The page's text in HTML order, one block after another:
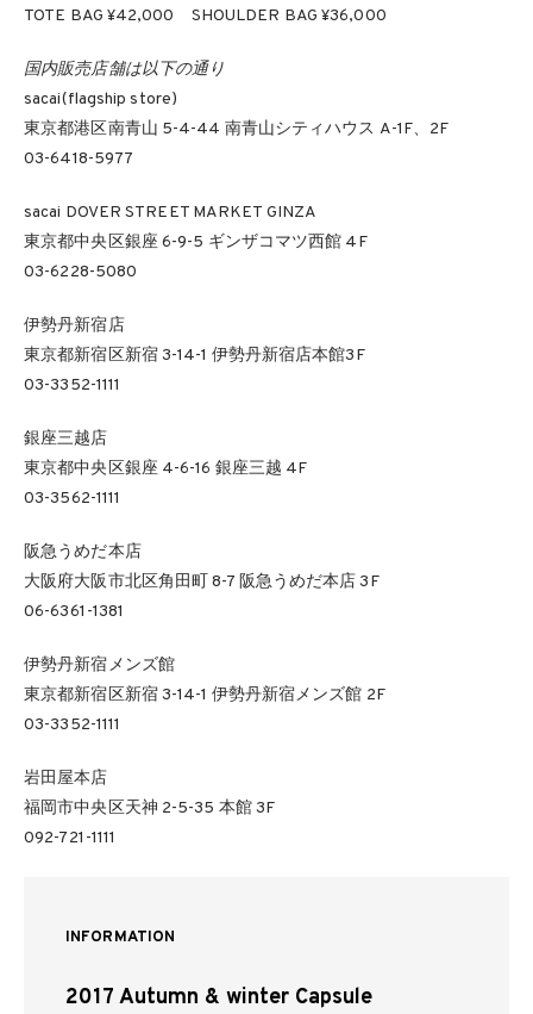
TOTE BAG ¥42,000 SHOULDER BAG ¥36,000
国内販売店舗は以下の通り
sacai(flagship store)
東京都港区南青山 5-4-44 南青山シティハウス A-1F、2F
03-6418-5977
sacai DOVER STREET MARKET GINZA
東京都中央区銀座 6-9-5 ギンザコマツ西館 4F
03-6228-5080
伊勢丹新宿店
東京都新宿区新宿 3-14-1 伊勢丹新宿店本館3F
03-3352-1111
銀座三越店
東京都中央区銀座 4-6-16 銀座三越 4F
03-3562-1111
阪急うめだ本店
大阪府大阪市北区角田町 8-7 阪急うめだ本店 3F
06-6361-1381
伊勢丹新宿メンズ館
東京都新宿区新宿 3-14-1 伊勢丹新宿メンズ館 2F
03-3352-1111
岩田屋本店
福岡市中央区天神 2-5-35 本館 3F
092-721-1111
INFORMATION
2017 Autumn & winter Capsule